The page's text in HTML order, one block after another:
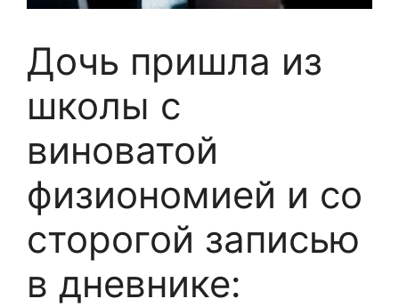
Дочь пришла из
школы с
виноватой
физиономией и со
сторогой записью
в дневнике: